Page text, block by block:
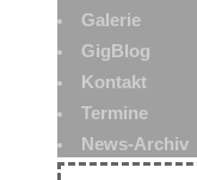
Galerie
GigBlog
Kontakt
Termine
News-Archiv